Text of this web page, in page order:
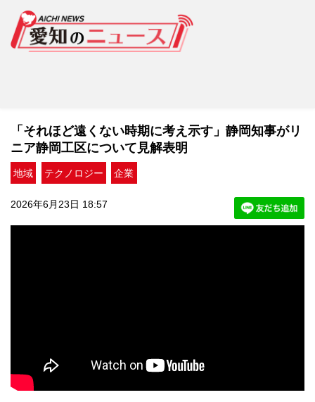
「それほど遠くない時期に考え示す」静岡知事がリ
ニア静岡工区について見解表明
地域 テクノロジー 企業
2026年6月23日 18:57